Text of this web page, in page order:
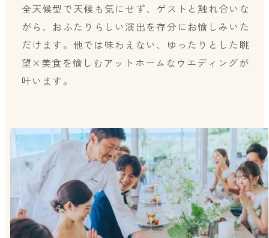
全天候型で天候も気にせず、ゲストと触れ合いな
がら、おふたりらしい演出を存分にお愉しみいた
だけます。他では味わえない、ゆったりとした眺
望×美食を愉しむアットホームなウエディングが
叶います。